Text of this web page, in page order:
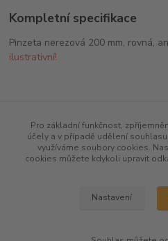
Kompletní specifikace
Pinzeta nerezová 200 mm, rovná,
ilustrativní!
Lopatky, špachtle, pinzety
Pro základní funkčnost,
účely a v případě udělení
využíváme soubory cookies.
cookies můžete kdykoli upravit
Nastavení